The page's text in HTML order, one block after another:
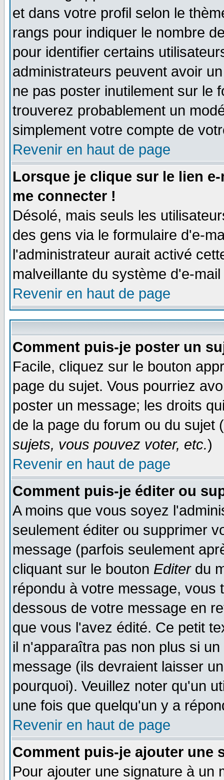
et dans votre profil selon le
rangs pour indiquer le nombre
pour identifier certains
administrateurs peuvent avoir
ne pas poster inutilement sur le
trouverez probablement un
simplement votre compte de
Revenir en haut de page
Lorsque je clique sur le lien
me connecter !
Désolé, mais seuls les
des gens via le formulaire d'e-
l'administrateur aurait activé
malveillante du système d'e-
Revenir en haut de page
Comment puis-je poster un
Facile, cliquez sur le bouton
page du sujet. Vous pourriez
poster un message; les droits
de la page du forum ou du sujet
sujets, vous pouvez voter, etc.)
Revenir en haut de page
Comment puis-je éditer ou
A moins que vous soyez
seulement éditer ou supprimer
message (parfois seulement
cliquant sur le bouton Editerdu
répondu à votre message, vous
dessous de votre message en
que vous l'avez édité. Ce petit
il n'apparaîtra pas non plus si
message (ils devraient laisser
pourquoi). Veuillez noter qu'un
une fois que quelqu'un y a
Revenir en haut de page
Comment puis-je ajouter une
Pour ajouter une signature à un